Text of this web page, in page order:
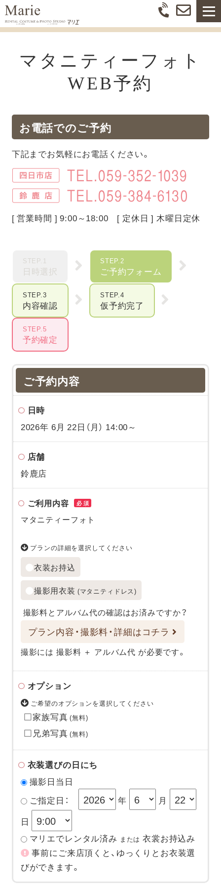
マタニティーフォト
WEB予約
お電話でのご予約
下記までお気軽にお電話ください。
[ 営業時間 ] 9:00～18:00 [ 定休日 ] 木曜日定休
STEP.1
日時選択
STEP.2
ご予約フォーム
STEP.3
内容確認
STEP.4
仮予約完了
STEP.5
予約確定
ご予約内容
日時
2026年 6月 22日（月） 14:00～
店舗
鈴鹿店
ご利用内容 必須
マタニティーフォト
プランの詳細を選択してください
衣装お持込
撮影用衣装 (マタニティドレス)
撮影料とアルバム代の確認はお済みですか？
プラン内容・撮影料・詳細はコチラ
撮影には 撮影料 ＋ アルバム代 が必要です。
オプション
ご希望のオプションを選択してください
家族写真 (無料)
兄弟写真 (無料)
衣装選びの日にち
撮影日当日
ご指定日：
年
月
日
マリエでレンタル済み または 衣裳お持込み
事前にご来店頂くと、ゆっくりとお衣装選
びができます。